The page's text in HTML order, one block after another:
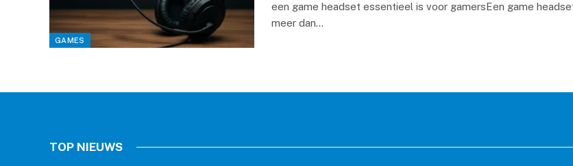
GAMES
een game headset essentieel is voor gamersEen game
meer dan…
TOP NIEUWS